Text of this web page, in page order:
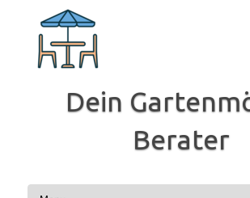
Inhalt
springen
Dein
Berater